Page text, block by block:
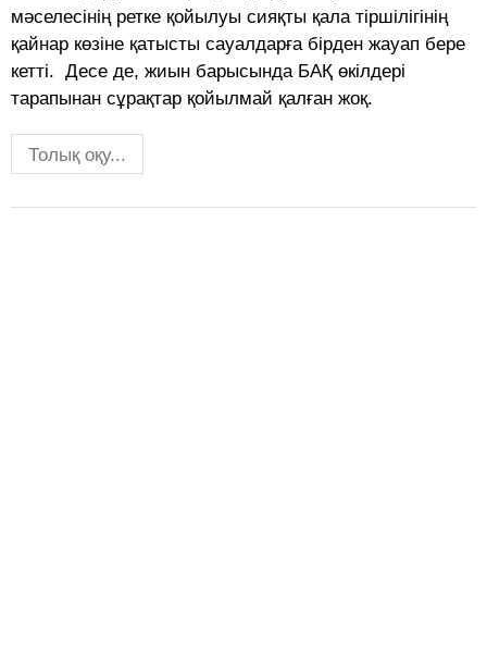
мәселесінің ретке қойылуы сияқты қала тіршілігінің
қайнар көзіне қатысты сауалдарға бірден жауап бере
кетті. Десе де, жиын барысында БАҚ өкілдері
тарапынан сұрақтар қойылмай қалған жоқ.
Толық оқу...